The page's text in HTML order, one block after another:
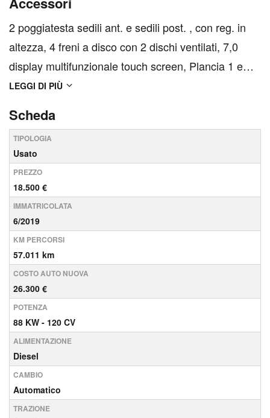
2 poggiatesta sedili ant. e sedili post. , con reg. in
altezza, 4 freni a disco con 2 dischi ventilati, 7,0
display multifunzionale touch screen, Plancia 1 e
17,8, ABS, Airbag anteriore conducente intelligente,
interrutore di disattivazione, Airbag latera...
LEGGI DI PIÙ
Scheda
TIPOLOGIA
Usato
PREZZO
18.500 €
IMMATRICOLATA
6/2019
KM PERCORSI
57.011 km
COSTO AUTO NUOVA
26.300 €
POTENZA
88 KW - 120 CV
ALIMENTAZIONE
Diesel
CAMBIO
Automatico
TRAZIONE